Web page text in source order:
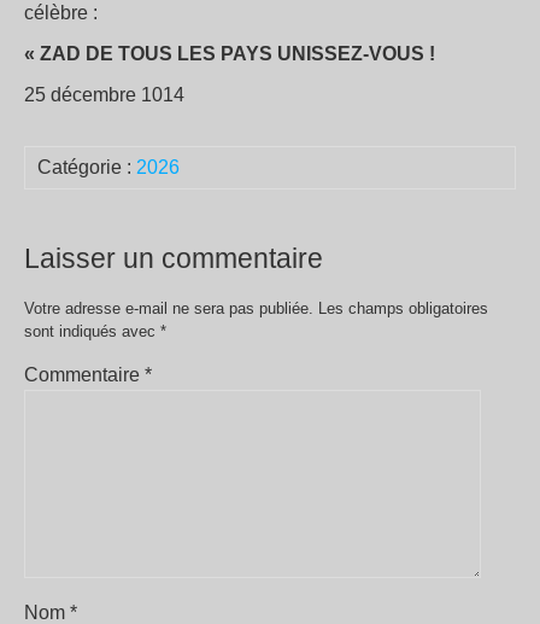
célèbre :
« ZAD DE TOUS LES PAYS UNISSEZ-VOUS !
25 décembre 1014
Catégorie : 2026
Laisser un commentaire
Votre adresse e-mail ne sera pas publiée. Les champs obligatoires
sont indiqués avec *
Commentaire *
Nom *